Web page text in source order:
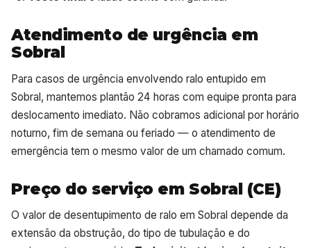
Atendimento de urgência em
Sobral
Para casos de urgência envolvendo ralo entupido em
Sobral, mantemos plantão 24 horas com equipe pronta para
deslocamento imediato. Não cobramos adicional por horário
noturno, fim de semana ou feriado — o atendimento de
emergência tem o mesmo valor de um chamado comum.
Preço do serviço em Sobral (CE)
O valor de desentupimento de ralo em Sobral depende da
extensão da obstrução, do tipo de tubulação e do